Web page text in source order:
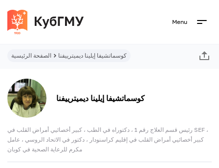
Menu
الصفحة الرئيسية كوسماتشيفا إيلينا ديميترييفنا
كوسماتشيفا إيلينا ديميترييفنا
رئيس قسم العلاج رقم 1 ، دكتوراه في الطب ، كبير أخصائيي أمراض القلب في SEF ،
كبير أخصائيي أمراض القلب في إقليم كراسنودار ، دكتور في الاتحاد الروسي ، عامل
مكرم للرعاية الصحية في كوبان